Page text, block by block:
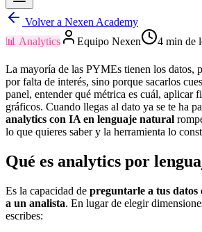
Volver a Nexen Academy
📊 Analytics Equipo Nexen 4 min de
La mayoría de las PYMEs tienen los datos,
por falta de interés, sino porque sacarlos
panel, entender qué métrica es cuál, aplicar
gráficos. Cuando llegas al dato ya se te ha
analytics con IA en lenguaje natural
lo que quieres saber y la herramienta lo
Qué es analytics por
Es la capacidad de preguntarle a tus datos
a un analista. En lugar de elegir
escribes: